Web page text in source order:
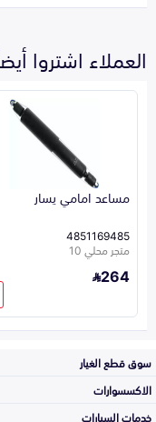
العملاء اشتروا
مساعد امامي يسار
4851169485
متجر محلي 10
264
سوق قطع الغيار
الاكسسوارات
خدمات السيارات